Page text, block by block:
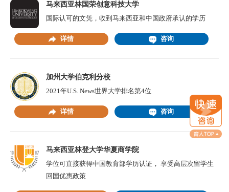
马来西亚林国荣创意科技大学
国际认可的文凭，收到马来西亚和中国政府承认的学历
详情 咨询
加州大学伯克利分校
2021年U.S. News世界大学排名第4位
详情 咨询
马来西亚林登大学华夏商学院
学位可直接获得中国教育部学历认证， 享受高层次留学生
回国优惠政策